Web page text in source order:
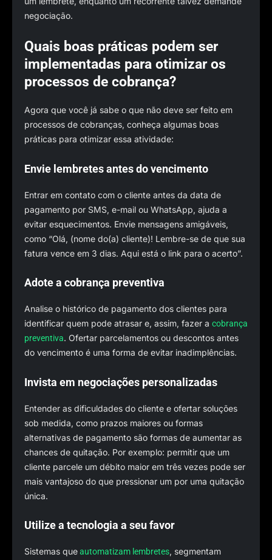
negociação.
Quais boas práticas podem ser
implementadas para otimizar os
processos de cobrança?
Agora que você já sabe o que não deve ser feito em
processos de cobranças, conheça algumas boas
práticas para otimizar essa atividade:
Envie lembretes antes do vencimento
Entrar em contato com o cliente antes da data de
pagamento por SMS, e-mail ou WhatsApp, ajuda a
evitar esquecimentos. Envie mensagens amigáveis,
como “Olá, (nome do(a) cliente)! Lembre-se de que sua
fatura vence em 3 dias. Aqui está o link para o acerto”.
Adote a cobrança preventiva
Analise o histórico de pagamento dos clientes para
identificar quem pode atrasar e, assim, fazer a cobrança
preventiva. Ofertar parcelamentos ou descontos antes
do vencimento é uma forma de evitar inadimplências.
Invista em negociações personalizadas
Entender as dificuldades do cliente e ofertar soluções
sob medida, como prazos maiores ou formas
alternativas de pagamento são formas de aumentar as
chances de quitação. Por exemplo: permitir que um
cliente parcele um débito maior em três vezes pode ser
mais vantajoso do que pressionar um por uma quitação
única.
Utilize a tecnologia a seu favor
Sistemas queautomatizam lembretes, segmentam